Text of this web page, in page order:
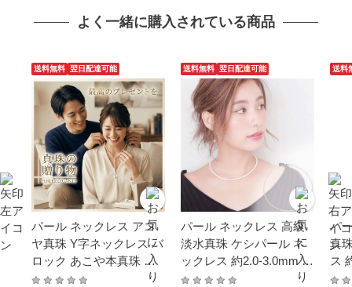
よく一緒に購入されている商品
送料無料 翌日配達可能
パール ネックレス アコ
ヤ真珠 Y字ネックレス バ
ロック あこや本真珠 約7.
0-8.0mm 結婚式 冠婚葬
送料無料 翌日配達可能
パール ネックレス 高級
淡水真珠 ケシパール ネ
ックレス 約2.0-3.0mm シ
ルバー SV 本真珠 結婚式
送料
パ
真
ス
ー